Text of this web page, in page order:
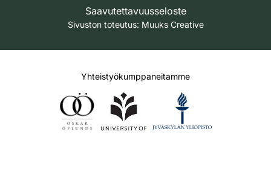
Saavutettavuusseloste
Sivuston toteutus: Muuks Creative
Yhteistyökumppaneitamme